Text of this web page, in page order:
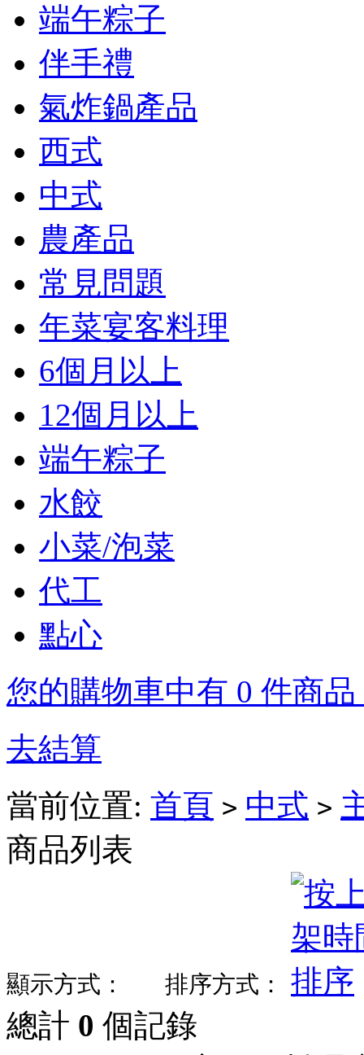
端午粽子
伴手禮
氣炸鍋產品
西式
中式
農產品
常見問題
年菜宴客料理
6個月以上
12個月以上
端午粽子
水餃
小菜/泡菜
代工
點心
您的購物車中有 0 件商
去結算
當前位置: 首頁 > 中式 >
商品列表
顯示方式： 排序方式：
總計 0 個記錄